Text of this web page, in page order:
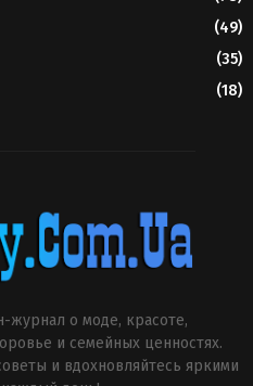
(49)
(35)
(18)
журнал о моде, красоте,
и семейных ценностях.
и вдохновляйтесь яркими